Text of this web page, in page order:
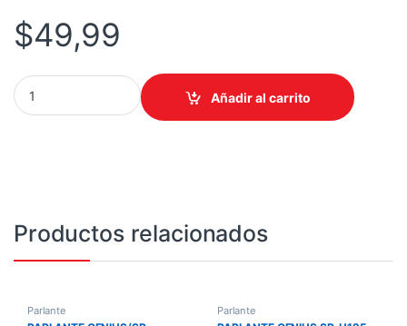
$49,99
PARLANTE GENIUS/SP-HF800BT 2.0 COLOR MADERA /BT 5.3
Añadir al carrito
Productos relacionados
Parlante Parlante